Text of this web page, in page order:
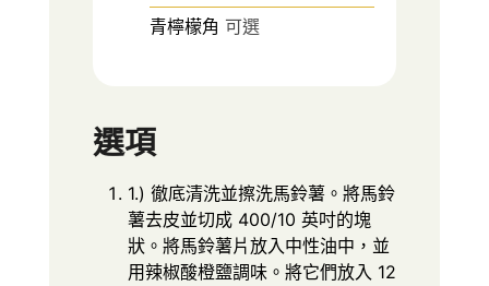
青檸檬角 可選
選項
1.) 徹底清洗並擦洗馬鈴薯。將馬鈴
薯去皮並切成 400/10 英吋的塊
狀。將馬鈴薯片放入中性油中，並
用辣椒酸橙鹽調味。將它們放入 12